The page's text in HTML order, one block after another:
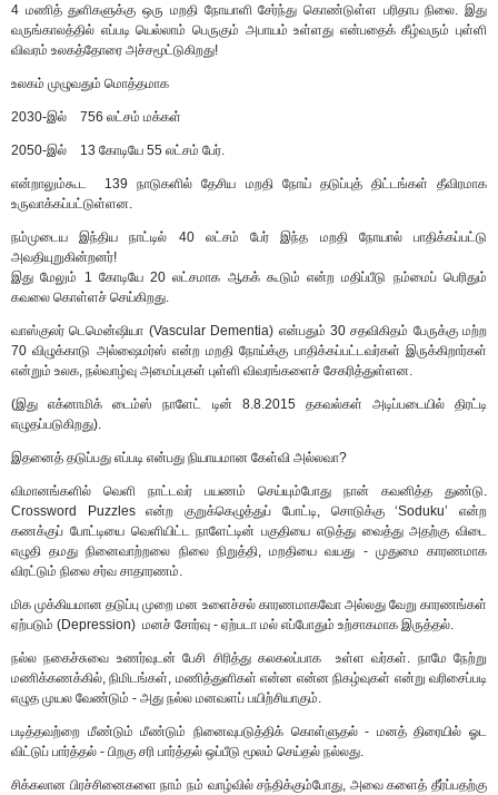
4 மணித் துளிகளுக்கு ஒரு மறதி நோயாளி சேர்ந்து கொண்டுள்ள பரிதாப நிலை. இது
வருங்காலத்தில் எப்படி யெல்லாம் பெருகும் அபாயம் உள்ளது என்பதைக் கீழ்வரும் புள்ளி
விவரம் உலகத்தோரை அச்சமூட்டுகிறது!
உலகம் முழுவதும் மொத்தமாக
2030-இல் 756 லட்சம் மக்கள்
2050-இல் 13 கோடியே 55 லட்சம் பேர்.
என்றாலும்கூட 139 நாடுகளில் தேசிய மறதி நோய் தடுப்புத் திட்டங்கள் தீவிரமாக
உருவாக்கப்பட்டுள்ளன.
நம்முடைய இந்திய நாட்டில் 40 லட்சம் பேர் இந்த மறதி நோயால் பாதிக்கப்பட்டு
அவதியுறுகின்றனர்!
இது மேலும் 1 கோடியே 20 லட்சமாக ஆகக் கூடும் என்ற மதிப்பீடு நம்மைப் பெரிதும்
கவலை கொள்ளச் செய்கிறது.
வாஸ்குலர் டெமென்ஷியா (Vascular Dementia) என்பதும் 30 சதவிகிதம் பேருக்கு மற்ற
70 விழுக்காடு அல்ஷைமர்ஸ் என்ற மறதி நோய்க்கு பாதிக்கப்பட்டவர்கள் இருக்கிறார்கள்
என்றும் உலக, நல்வாழ்வு அமைப்புகள் புள்ளி விவரங்களைச் சேகரித்துள்ளன.
(இது எக்னாமிக் டைம்ஸ் நாளேட் டின் 8.8.2015 தகவல்கள் அடிப்படையில் திரட்டி
எழுதப்படுகிறது).
இதனைத் தடுப்பது எப்படி என்பது நியாயமான கேள்வி அல்லவா?
விமானங்களில் வெளி நாட்டவர் பயணம் செய்யும்போது நான் கவனித்த துண்டு.
Crossword Puzzles என்ற குறுக்கெழுத்துப் போட்டி, சொடுக்கு ‘Soduku’ என்ற
கணக்குப் போட்டியை வெளியிட்ட நாளேட்டின் பகுதியை எடுத்து வைத்து அதற்கு விடை
எழுதி தமது நினைவாற்றலை நிலை நிறுத்தி, மறதியை வயது - முதுமை காரணமாக
விரட்டும் நிலை சர்வ சாதாரணம்.
மிக முக்கியமான தடுப்பு முறை மன உளைச்சல் காரணமாகவோ அல்லது வேறு காரணங்கள்
ஏற்படும் (Depression) மனச் சோர்வு - ஏற்படா மல் எப்போதும் உற்சாகமாக இருத்தல்.
நல்ல நகைச்சுவை உணர்வுடன் பேசி சிரித்து கலகலப்பாக உள்ள வர்கள். நாமே நேற்று
மணிக்கணக்கில், நிமிடங்கள், மணித்துளிகள் என்ன என்ன நிகழ்வுகள் என்று வரிசைப்படி
எழுத முயல வேண்டும் - அது நல்ல மனவளப் பயிற்சியாகும்.
படித்தவற்றை மீண்டும் மீண்டும் நினைவுபடுத்திக் கொள்ளுதல் - மனத் திரையில் ஓட
விட்டுப் பார்த்தல் - பிறகு சரி பார்த்தல் ஒப்பீடு மூலம் செய்தல் நல்லது.
சிக்கலான பிரச்சினைகளை நாம் நம் வாழ்வில் சந்திக்கும்போது, அவை களைத் தீர்ப்பதற்கு